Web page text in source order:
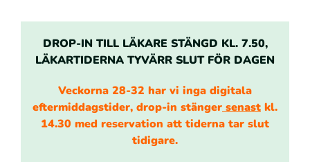
DROP-IN TILL LÄKARE STÄNGD KL. 7.50,
LÄKARTIDERNA TYVÄRR SLUT FÖR DAGEN
Veckorna 28-32 har vi inga digitala
eftermiddagstider, drop-in stänger senast kl.
14.30 med reservation att tiderna tar slut
tidigare.